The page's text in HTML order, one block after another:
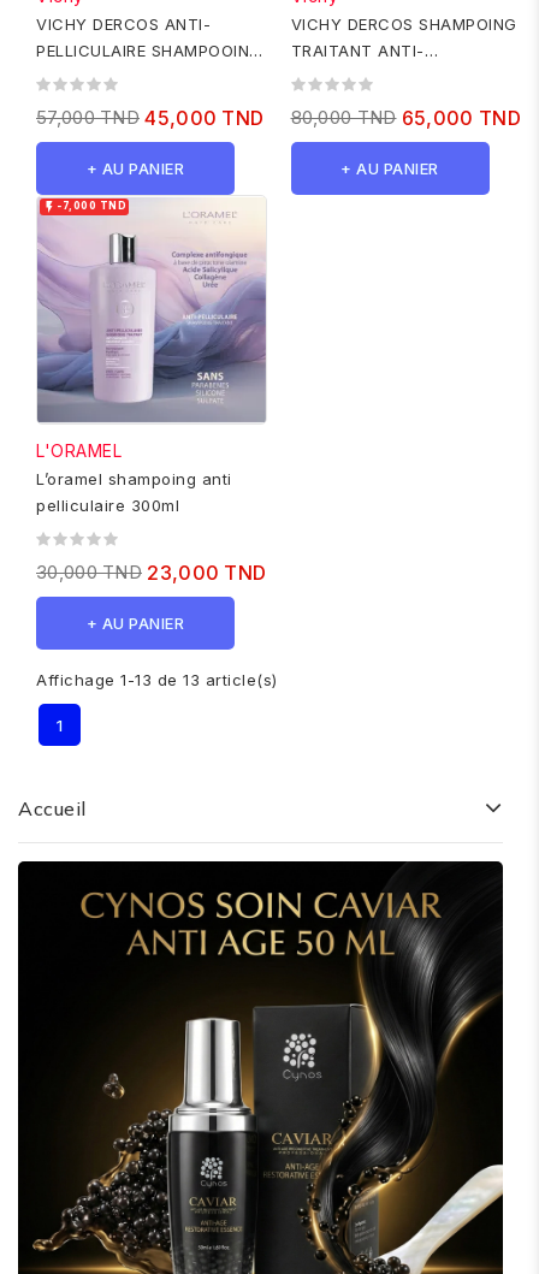
VICHY DERCOS ANTI-
PELLICULAIRE SHAMPOOING
TRAITANT CHEVEUX
57,000 TND 45,000 TND
+ AU PANIER
VICHY DERCOS SHAMPOING
TRAITANT ANTI-
PELLICULAIRE CHEVEUX
80,000 TND 65,000 TND
+ AU PANIER
 -7,000 TND
L'ORAMEL
L’oramel shampoing anti
pelliculaire 300ml
30,000 TND 23,000 TND
+ AU PANIER
Affichage 1-13 de 13 article(s)
1
Accueil